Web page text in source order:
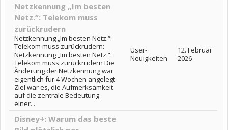
Netzkennung „Im besten
Netz.“: Telekom muss
zurückrudern
Netzkennung „Im besten Netz.“:
Telekom muss zurückrudern:
Netzkennung „Im besten Netz.“:
Telekom muss zurückrudern Die
Änderung der Netzkennung war
eigentlich für 4 Wochen angelegt.
Ziel war es, die Aufmerksamkeit
auf die zentrale Bedeutung
einer...
User-
Neuigkeiten
12. Februar
2026
Disney+: Warum das beste